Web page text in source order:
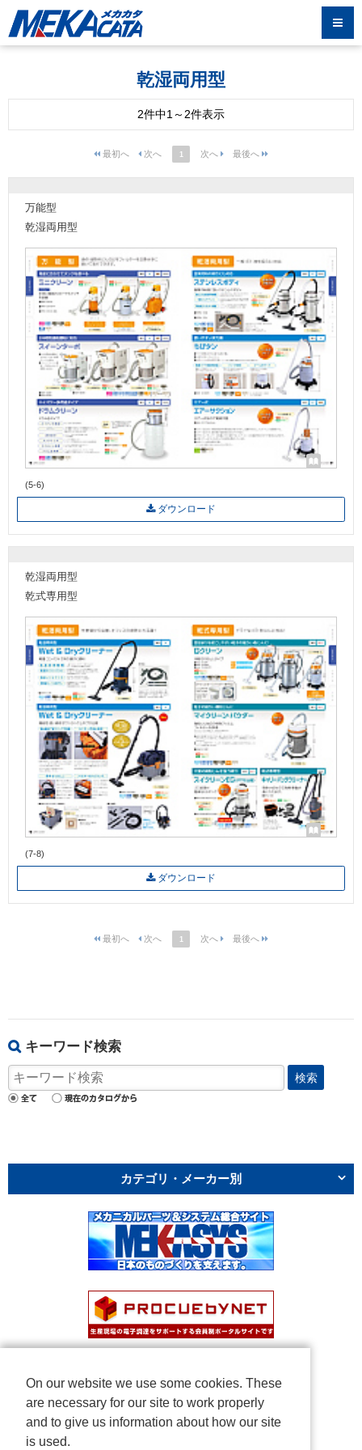
乾湿両用型
2件中1～2件表示
1
万能型
乾湿両用型
(5-6)
ダウンロード
乾湿両用型
乾式専用型
(7-8)
ダウンロード
1
キーワード検索
検索
カテゴリ・メーカー別
On our website we use some cookies. These
are necessary for our site to work properly
and to give us information about how our site
is used.